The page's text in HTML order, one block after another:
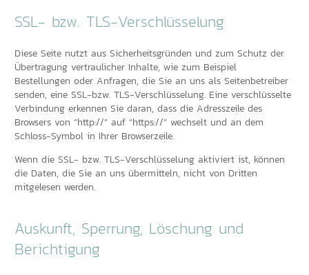
SSL- bzw. TLS-Verschlüsselung
Diese Seite nutzt aus Sicherheitsgründen und zum Schutz der
Übertragung vertraulicher Inhalte, wie zum Beispiel
Bestellungen oder Anfragen, die Sie an uns als Seitenbetreiber
senden, eine SSL-bzw. TLS-Verschlüsselung. Eine verschlüsselte
Verbindung erkennen Sie daran, dass die Adresszeile des
Browsers von “http://” auf “https://” wechselt und an dem
Schloss-Symbol in Ihrer Browserzeile.
Wenn die SSL- bzw. TLS-Verschlüsselung aktiviert ist, können
die Daten, die Sie an uns übermitteln, nicht von Dritten
mitgelesen werden.
Auskunft, Sperrung, Löschung und
Berichtigung